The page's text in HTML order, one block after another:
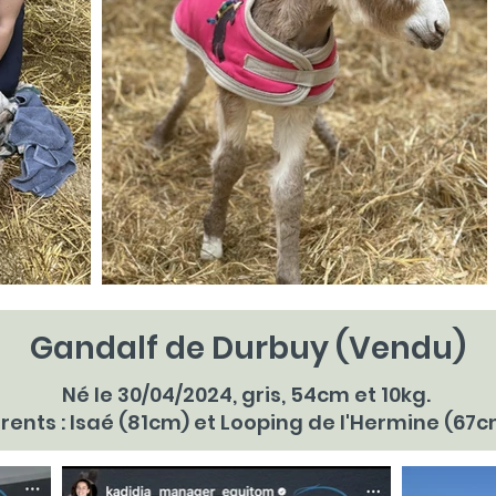
Gandalf de Durbuy (Vendu)
Né le 30/04/2024, gris, 54cm et 10kg.
: Isaé (81cm) et Looping de l'Hermine